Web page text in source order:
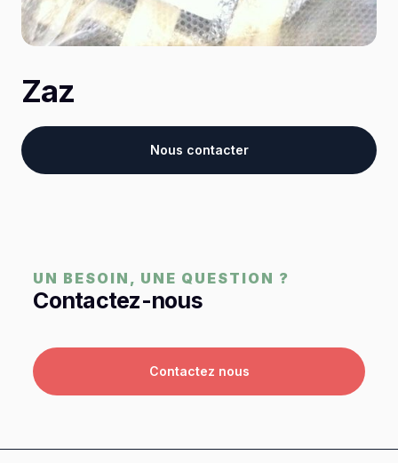
Zaz
Nous contacter
UN BESOIN, UNE QUESTION ?
Contactez-nous
Contactez nous